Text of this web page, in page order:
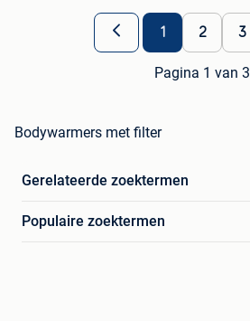
1 2 3
Pagina 1 van 3
Bodywarmers met filter
Gerelateerde zoektermen
Populaire zoektermen